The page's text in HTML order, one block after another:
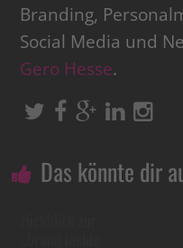
Branding,
Social Media und
Gero Hesse.
Das könnte dir